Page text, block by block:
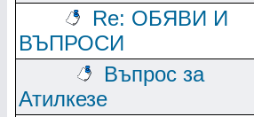
Re: ОБЯВИ И
ВЪПРОСИ
Въпрос за
Атилкезе